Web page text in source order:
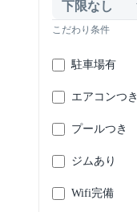
こだわり条件
駐車場有
エアコンつき
プールつき
ジムあり
Wifi完備